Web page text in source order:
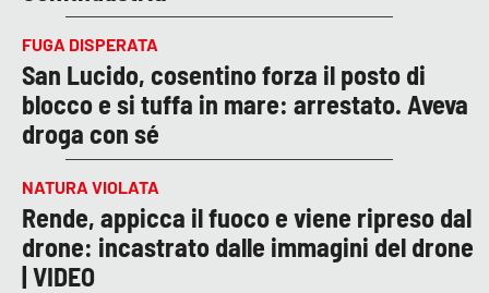
FUGA DISPERATA
San Lucido, cosentino forza il posto di
blocco e si tuffa in mare: arrestato. Aveva
droga con sé
NATURA VIOLATA
Rende, appicca il fuoco e viene ripreso dal
drone: incastrato dalle immagini del drone
| VIDEO